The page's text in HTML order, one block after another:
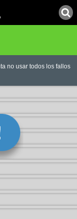
no usar todos los fallos